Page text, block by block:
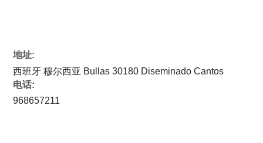
地址:
西班牙 穆尔西亚 Bullas 30180 Diseminado Cantos
电话:
968657211